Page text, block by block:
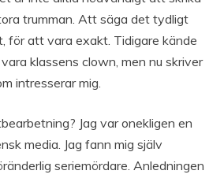
trumman. Att säga det tydligt
för att vara exakt. Tidigare kände
klassens clown, men nu skriver
intresserar mig.
Jag var onekligen en
media. Jag fann mig själv
seriemördare. Anledningen